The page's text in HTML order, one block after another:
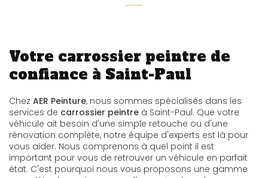
Votre carrossier peintre de
confiance à Saint-Paul
Chez AER Peinture, nous sommes spécialisés dans les
services de carrossier peintre à Saint-Paul. Que votre
véhicule ait besoin d'une simple retouche ou d'une
rénovation complète, notre équipe d'experts est là pour
vous aider. Nous comprenons à quel point il est
important pour vous de retrouver un véhicule en parfait
état. C'est pourquoi nous vous proposons une gamme